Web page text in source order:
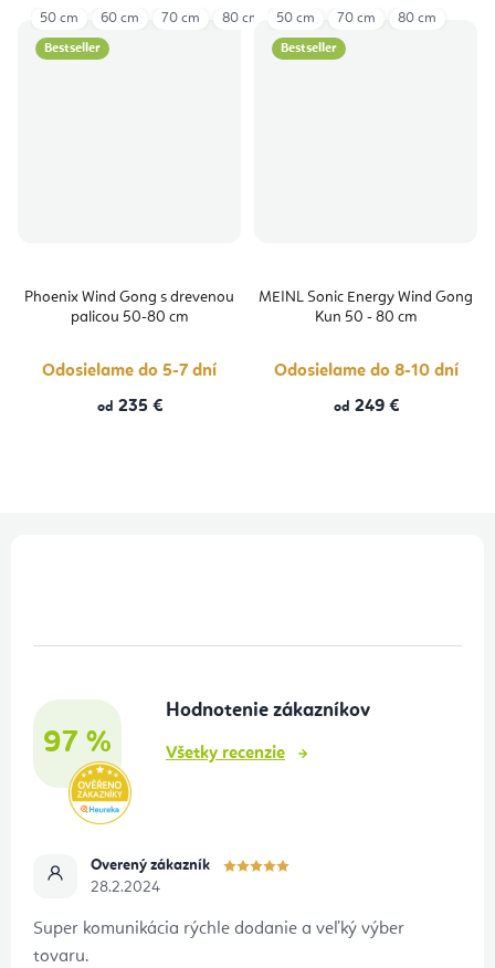
Bestseller
Phoenix Wind Gong s drevenou
palicou 50-80 cm
Odosielame do 5-7 dní
od 235 €
50 cm 60 cm 70 cm 80 cm
Bestseller
MEINL Sonic Energy Wind Gong
Kun 50 - 80 cm
Odosielame do 8-10 dní
od 249 €
50 cm 70 cm 80 cm
97 %
Hodnotenie zákazníkov
Všetky recenzie
Overený zákazník
28.2.2024
Super komunikácia rýchle dodanie a veľký výber
tovaru.